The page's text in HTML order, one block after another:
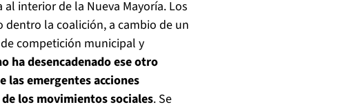
interior de la Nueva Mayoría. Los
dentro la coalición, a cambio de un
competición municipal y
ha desencadenado ese otro
las emergentes acciones
los movimientos sociales. Se